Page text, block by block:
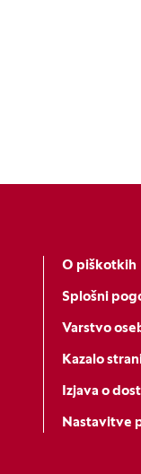
O piškotkih
Splošni
Varstvo
Kazalo
Izjava o
Nastavitve